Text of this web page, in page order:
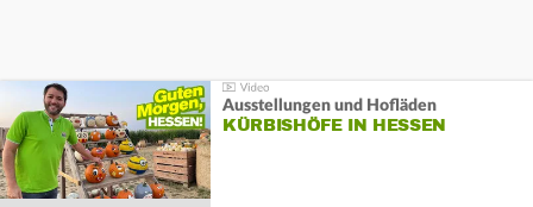
Ausstellungen und Hofläden
KÜRBISHÖFE IN HESSEN